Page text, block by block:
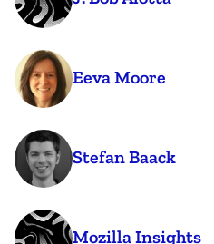
Eeva Moore
Stefan Baack
Mozilla Insights